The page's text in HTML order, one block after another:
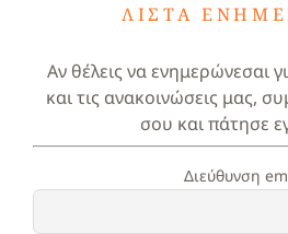
ΛΊΣΤΑ
Αν θέλεις να ενημερώνεσαι
και τις ανακοινώσεις μας,
σου και πάτησε
Διεύθυνση